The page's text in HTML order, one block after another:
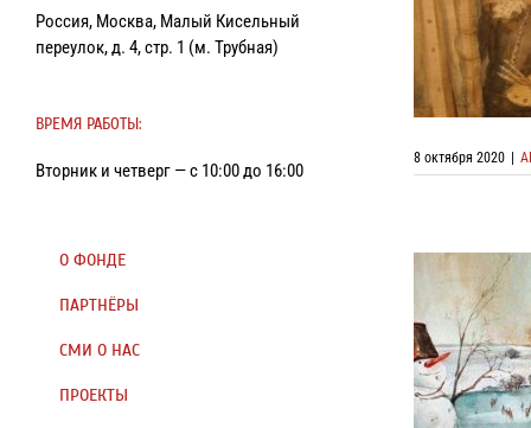
8 октября 2020
Россия, Москва, Малый Кисельный
переулок, д. 4, стр. 1 (м. Трубная)
ВРЕМЯ РАБОТЫ:
Вторник и четверг — с 10:00 до 16:00
О ФОНДЕ
ПАРТНЁРЫ
СМИ О НАС
ПРОЕКТЫ